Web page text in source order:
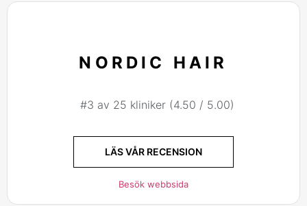
NORDIC HAIR
#3 av 25 kliniker (4.50 / 5.00)
LÄS VÅR RECENSION
Besök webbsida